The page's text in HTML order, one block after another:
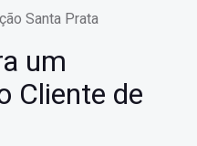
um
Cliente de